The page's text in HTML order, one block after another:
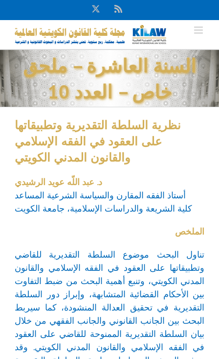
to
content
Rss
X
السنة العاشرة – ملحق
خاص – العدد 10
نظرية السلطة التقديرية وتطبيقاتها
على العقود في الفقه الإسلامي
والقانون المدني الكويتي
د. عبد اللّه عويد الرشيدي
أستاذ الفقه المقارن والسياسة الشرعية المساعد
كلية الشريعة والدراسات الإسلامية، جامعة الكويت
الملخص
تناول البحث موضوع السلطة التقديرية للقاضي
وتطبيقاتها على العقود في الفقه الإسلامي والقانون
المدني الكويتي، وتنبع أهمية البحث من ضبط التفاوت
بين الأحكام القضائية المتشابهة، وإبراز دور السلطة
التقديرية في تحقيق العدالة المنشودة، كما سيربط
البحث بين الجانب القانوني والجانب الفقهي من خلال
بيان السلطة التقديرية الممنوحة للقاضي على العقود
في الفقه الإسلامي والقانون المدني الكويتي. وقد